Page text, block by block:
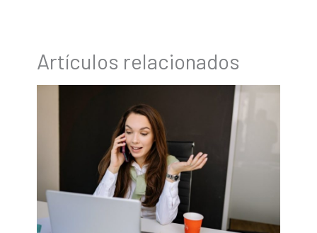
Artículos relacionados